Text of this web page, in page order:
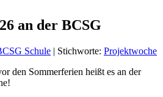
an der BCSG
Schule | Stichworte: Projektwoche
den Sommerferien heißt es an der